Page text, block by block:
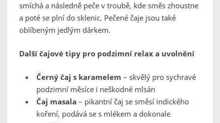
smíchá a následně peče v troubě, kde směs zhoustne
a poté se plní do sklenic. Pečené čaje jsou také
oblíbeným jedlým dárkem.
Další čajové tipy pro podzimní relax a uvolnění
Černý čaj s karamelem – skvělý pro sychravé
podzimní měsíce i neškodné mlsán
Čaj masala – pikantní čaj se směsí indického
koření, podává se s mlékem a dokonale